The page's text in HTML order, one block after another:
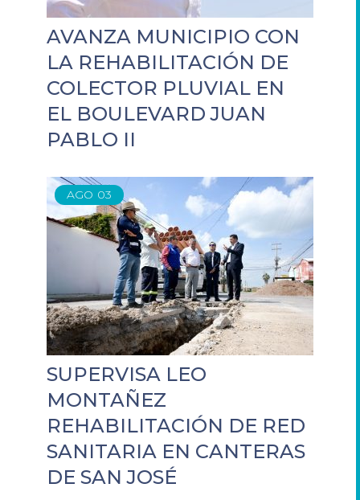
AVANZA MUNICIPIO CON
LA REHABILITACIÓN DE
COLECTOR PLUVIAL EN
EL BOULEVARD JUAN
PABLO II
AGO 03
SUPERVISA LEO
MONTAÑEZ
REHABILITACIÓN DE RED
SANITARIA EN CANTERAS
DE SAN JOSÉ